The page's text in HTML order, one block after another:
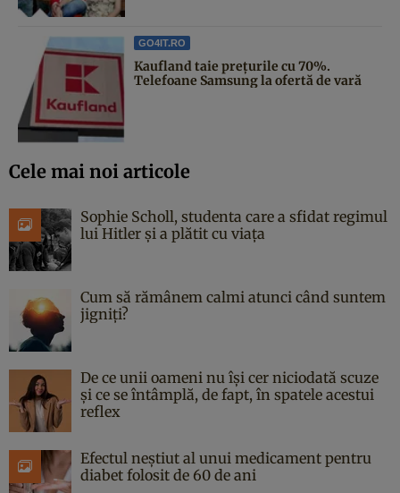
GO4IT.RO
Kaufland taie prețurile cu 70%.
Telefoane Samsung la ofertă de vară
Cele mai noi articole
Sophie Scholl, studenta care a sfidat regimul
lui Hitler și a plătit cu viața
Cum să rămânem calmi atunci când suntem
jigniți?
De ce unii oameni nu își cer niciodată scuze
și ce se întâmplă, de fapt, în spatele acestui
reflex
Efectul neștiut al unui medicament pentru
diabet folosit de 60 de ani